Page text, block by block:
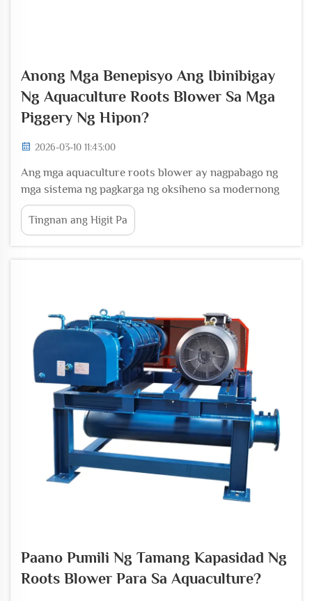
Anong Mga Benepisyo Ang Ibinibigay
Ng Aquaculture Roots Blower Sa Mga
Piggery Ng Hipon?
2026-03-10 11:43:00
Ang mga aquaculture roots blower ay nagpabago ng
mga sistema ng pagkarga ng oksiheno sa modernong
operasyon ng piggery ng hipon, na nagbibigay ng pare-
parehong at maaasahang aeration na direktang
nakaaapekto sa produksyon ng ani at kahusayan ng
Tingnan ang Higit Pa
Paano Pumili Ng Tamang Kapasidad Ng
Roots Blower Para Sa Aquaculture?